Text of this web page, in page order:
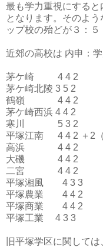
最も学力重視にすると
となります。そのよ
ップ校の殆どが３：５
近郊の高校は 内申：
茅ケ崎 4 4 2
茅ケ崎北陵 3 5 2
鶴嶺 4 4 2
茅ケ崎西浜 4 4 2
寒川 5 3 2
平塚江南 4 4 2 ＋2（
高浜 4 4 2
大磯 4 4 2
二宮 4 4 2
平塚湘風 4 3 3
平塚農業 4 4 2
平塚商業 4 4 2
平塚工業 4 3 3
旧平塚学区に関して